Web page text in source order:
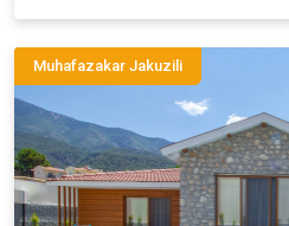
Muhafazakar Jakuzili